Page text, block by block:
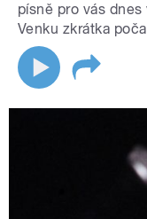
písně pro vás
Venku zkrátka